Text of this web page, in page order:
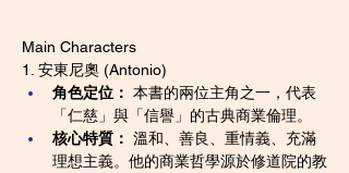
Main Characters
1. 安東尼奧 (Antonio)
角色定位： 本書的兩位主角之一，代表
「仁慈」與「信譽」的古典商業倫理。
核心特質： 溫和、善良、重情義、充滿
理想主義。他的商業哲學源於修道院的教